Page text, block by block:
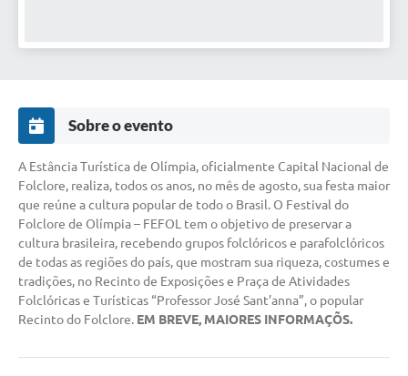
Sobre o evento
A Estância Turística de Olímpia, oficialmente Capital Nacional de
Folclore, realiza, todos os anos, no mês de agosto, sua festa maior
que reúne a cultura popular de todo o Brasil. O Festival do
Folclore de Olímpia – FEFOL tem o objetivo de preservar a
cultura brasileira, recebendo grupos folclóricos e parafolclóricos
de todas as regiões do país, que mostram sua riqueza, costumes e
tradições, no Recinto de Exposições e Praça de Atividades
Folclóricas e Turísticas “Professor José Sant’anna”, o popular
Recinto do Folclore. EM BREVE, MAIORES INFORMAÇÕS.